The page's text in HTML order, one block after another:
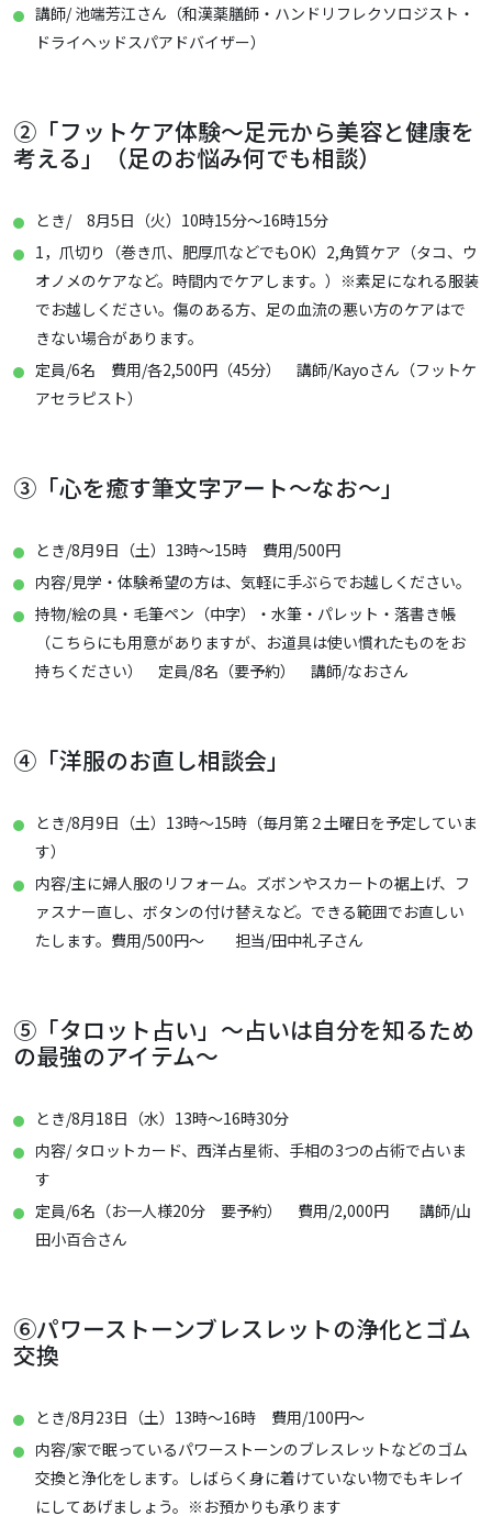
講師/ 池端芳江さん（和漢薬膳師・ハンドリフレクソロジスト・
ドライヘッドスパアドバイザー）
②「フットケア体験～足元から美容と健康を
考える」（足のお悩み何でも相談）
とき/ 8月5日（火）10時15分～16時15分
1，爪切り（巻き爪、肥厚爪などでもOK）2,角質ケア（タコ、ウ
オノメのケアなど。時間内でケアします。）※素足になれる服装
でお越しください。傷のある方、足の血流の悪い方のケアはで
きない場合があります。
定員/6名 費用/各2,500円（45分） 講師/Kayoさん（フットケ
アセラピスト）
③「心を癒す筆文字アート～なお～」
とき/8月9日（土）13時～15時 費用/500円
内容/見学・体験希望の方は、気軽に手ぶらでお越しください。
持物/絵の具・毛筆ペン（中字）・水筆・パレット・落書き帳
（こちらにも用意がありますが、お道具は使い慣れたものをお
持ちください） 定員/8名（要予約） 講師/なおさん
④「洋服のお直し相談会」
とき/8月9日（土）13時～15時（毎月第２土曜日を予定していま
す）
内容/主に婦人服のリフォーム。ズボンやスカートの裾上げ、フ
ァスナー直し、ボタンの付け替えなど。できる範囲でお直しい
たします。費用/500円～ 担当/田中礼子さん
⑤「タロット占い」～占いは自分を知るため
の最強のアイテム～
とき/8月18日（水）13時～16時30分
内容/ タロットカード、西洋占星術、手相の3つの占術で占いま
す
定員/6名（お一人様20分 要予約） 費用/2,000円 講師/山
田小百合さん
⑥パワーストーンブレスレットの浄化とゴム
交換
とき/8月23日（土）13時～16時 費用/100円～
内容/家で眠っているパワーストーンのブレスレットなどのゴム
交換と浄化をします。しばらく身に着けていない物でもキレイ
にしてあげましょう。※お預かりも承ります